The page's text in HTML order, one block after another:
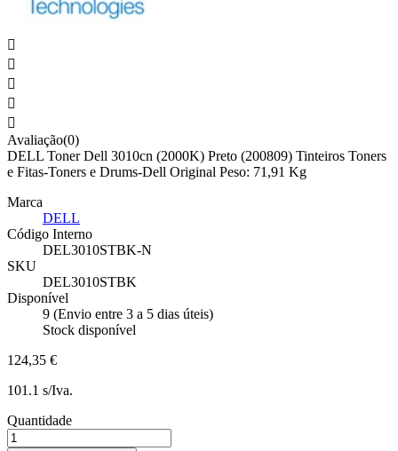





Avaliação(0)
DELL Toner Dell 3010cn (2000K) Preto (200809) Tinteiros Toners
e Fitas-Toners e Drums-Dell Original Peso: 71,91 Kg
Marca
DELL
Código Interno
DEL3010STBK-N
SKU
DEL3010STBK
Disponível
9 (Envio entre 3 a 5 dias úteis)
Stock disponível
124,35 €
101.1 s/Iva.
Quantidade